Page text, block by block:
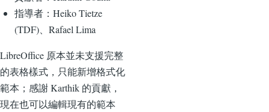
指導者：Heiko Tietze
(TDF)、Rafael Lima
LibreOffice 原本並未支援完整
的表格樣式，只能新增格式化
範本；感謝 Karthik 的貢獻，
現在也可以編輯現有的範本